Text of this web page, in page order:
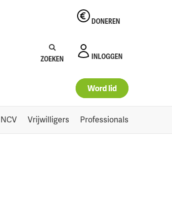
Zoeken:Zoeken
ZOEKEN
DONEREN
INLOGGEN
Word lid
Vrijwilligers Professionals